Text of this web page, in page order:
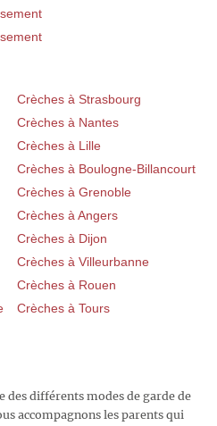
Crèches à Strasbourg
Crèches à Nantes
Crèches à Lille
Crèches à Boulogne-Billancourt
Crèches à Grenoble
Crèches à Angers
Crèches à Dijon
Crèches à Villeurbanne
Crèches à Rouen
Crèches à Tours
des différents modes de garde de
accompagnons les parents qui